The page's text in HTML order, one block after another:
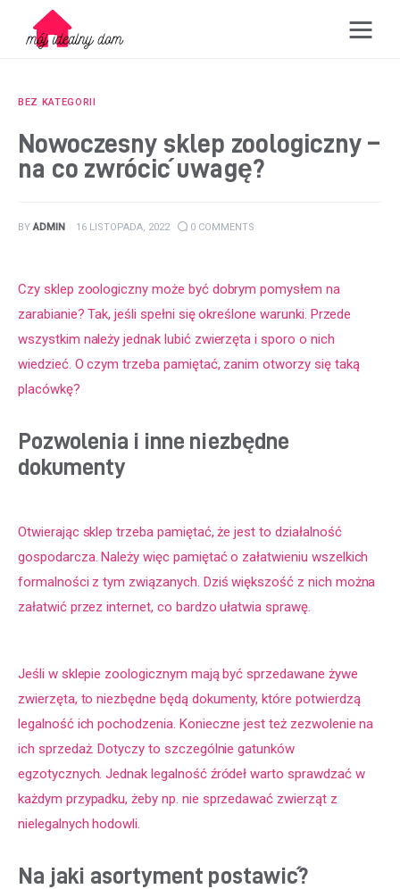
Mój idealny dom
Podróże
Wyposażenie
BEZ KATEGORII
Nowoczesny sklep zoologiczny –
na co zwrócić uwagę?
BY ADMIN 16 LISTOPADA, 2022 0 COMMENTS
Czy sklep zoologiczny może być dobrym pomysłem na
zarabianie? Tak, jeśli spełni się określone warunki. Przede
wszystkim należy jednak lubić zwierzęta i sporo o nich
wiedzieć. O czym trzeba pamiętać, zanim otworzy się taką
placówkę?
Pozwolenia i inne niezbędne
dokumenty
Otwierając sklep trzeba pamiętać, że jest to działalność
gospodarcza. Należy więc pamiętać o załatwieniu wszelkich
formalności z tym związanych. Dziś większość z nich można
załatwić przez internet, co bardzo ułatwia sprawę.
Jeśli w sklepie zoologicznym mają być sprzedawane żywe
zwierzęta, to niezbędne będą dokumenty, które potwierdzą
legalność ich pochodzenia. Konieczne jest też zezwolenie na
ich sprzedaż. Dotyczy to szczególnie gatunków
egzotycznych. Jednak legalność źródeł warto sprawdzać w
każdym przypadku, żeby np. nie sprzedawać zwierząt z
nielegalnych hodowli.
Na jaki asortyment postawić?